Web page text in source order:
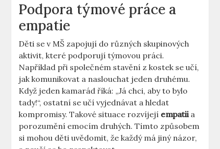
Podpora týmové práce⁣ a
empatie
Děti se v MŠ ‌zapojují do⁢ různých skupinových
aktivit, které podporují týmovou práci.
Například při společném stavění z kostek se učí,
jak komunikovat a naslouchat jeden druhému.
Když jeden ⁤kamarád říká: „Já chci, aby to​ bylo
tady!“, ostatní se učí⁤ vyjednávat a hledat
kompromisy. Takové⁤ situace rozvíjejí empatiia
porozumění ​emocím druhých. Tímto způsobem
si‌ mohou děti uvědomit,⁣ že každý má jiný názor,